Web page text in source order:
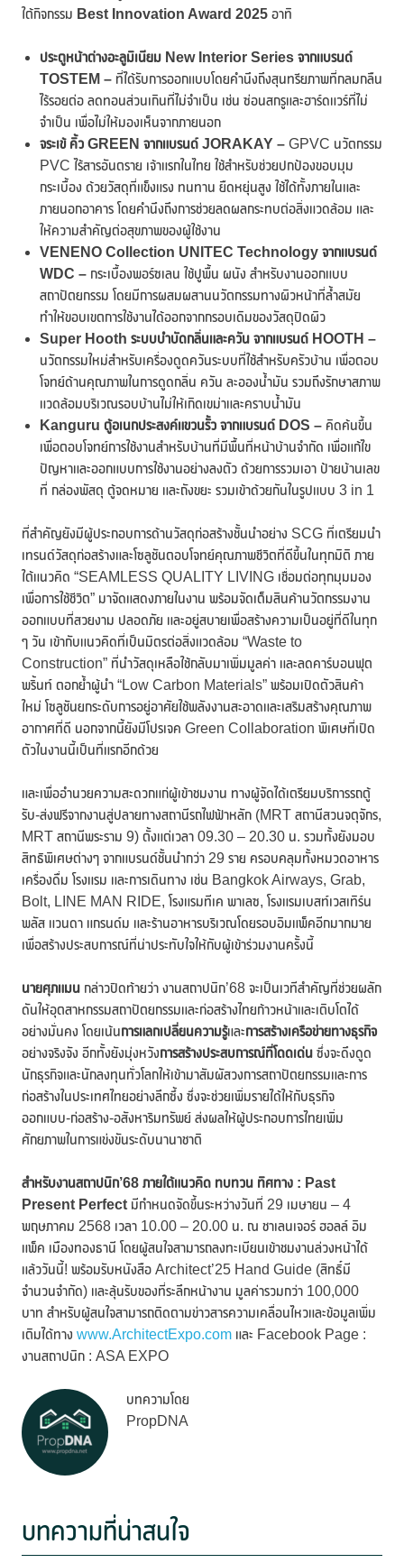
ใต้กิจกรรม Best Innovation Award 2025 อาทิ
ประตูหน้าต่างอะลูมิเนียม New Interior Series จากแบรนด์
TOSTEM – ที่ได้รับการออกแบบโดยคำนึงถึงสุนทรียภาพที่กลมกลืน
ไร้รอยต่อ ลดทอนส่วนเกินที่ไม่จำเป็น เช่น ซ่อนสกรูและฮาร์ดแวร์ที่ไม่
จำเป็น เพื่อไม่ให้มองเห็นจากภายนอก
จระเข้ คิ้ว GREEN จากแบรนด์ JORAKAY – GPVC นวัตกรรม
PVC ไร้สารอันตราย เจ้าแรกในไทย ใช้สำหรับช่วยปกป้องขอบมุม
กระเบื้อง ด้วยวัสดุที่แข็งแรง ทนทาน ยืดหยุ่นสูง ใช้ได้ทั้งภายในและ
ภายนอกอาคาร โดยคำนึงถึงการช่วยลดผลกระทบต่อสิ่งแวดล้อม และ
ให้ความสำคัญต่อสุขภาพของผู้ใช้งาน
VENENO Collection UNITEC Technology จากแบรนด์
WDC – กระเบื้องพอร์ซเลน ใช้ปูพื้น ผนัง สำหรับงานออกแบบ
สถาปัตยกรรม โดยมีการผสมผสานนวัตกรรมทางผิวหน้าที่ล้ำสมัย
ทำให้ขอบเขตการใช้งานได้ออกจากกรอบเดิมของวัสดุปิดผิว
Super Hooth ระบบบำบัดกลิ่นและควัน จากแบรนด์ HOOTH –
นวัตกรรมใหม่สำหรับเครื่องดูดควันระบบที่ใช้สำหรับครัวบ้าน เพื่อตอบ
โจทย์ด้านคุณภาพในการดูดกลิ่น ควัน ละอองน้ำมัน รวมถึงรักษาสภาพ
แวดล้อมบริเวณรอบบ้านไม่ให้เกิดเขม่าและคราบน้ำมัน
Kanguru ตู้อเนกประสงค์แขวนรั้ว จากแบรนด์ DOS – คิดค้นขึ้น
เพื่อตอบโจทย์การใช้งานสำหรับบ้านที่มีพื้นที่หน้าบ้านจำกัด เพื่อแก้ไข
ปัญหาและออกแบบการใช้งานอย่างลงตัว ด้วยการรวมเอา ป้ายบ้านเลข
ที่ กล่องพัสดุ ตู้จดหมาย และถังขยะ รวมเข้าด้วยกันในรูปแบบ 3 in 1
ที่สำคัญยังมีผู้ประกอบการด้านวัสดุก่อสร้างชั้นนำอย่าง SCG ที่เตรียมนำ
เทรนด์วัสดุก่อสร้างและโซลูชันตอบโจทย์คุณภาพชีวิตที่ดีขึ้นในทุกมิติ ภาย
ใต้แนวคิด “SEAMLESS QUALITY LIVING เชื่อมต่อทุกมุมมอง
เพื่อการใช้ชีวิต” มาจัดแสดงภายในงาน พร้อมจัดเต็มสินค้านวัตกรรมงาน
ออกแบบที่สวยงาม ปลอดภัย และอยู่สบายเพื่อสร้างความเป็นอยู่ที่ดีในทุก
ๆ วัน เข้ากับแนวคิดที่เป็นมิตรต่อสิ่งแวดล้อม “Waste to
Construction” ที่นำวัสดุเหลือใช้กลับมาเพิ่มมูลค่า และลดคาร์บอนฟุต
พริ้นท์ ตอกย้ำผู้นำ “Low Carbon Materials” พร้อมเปิดตัวสินค้า
ใหม่ โซลูชันยกระดับการอยู่อาศัยใช้พลังงานสะอาดและเสริมสร้างคุณภาพ
อากาศที่ดี นอกจากนี้ยังมีโปรเจค Green Collaboration พิเศษที่เปิด
ตัวในงานนี้เป็นที่แรกอีกด้วย
และเพื่ออำนวยความสะดวกแก่ผู้เข้าชมงาน ทางผู้จัดได้เตรียมบริการรถตู้
รับ-ส่งฟรีจากงานสู่ปลายทางสถานีรถไฟฟ้าหลัก (MRT สถานีสวนจตุจักร,
MRT สถานีพระราม 9) ตั้งแต่เวลา 09.30 – 20.30 น. รวมทั้งยังมอบ
สิทธิพิเศษต่างๆ จากแบรนด์ชั้นนำกว่า 29 ราย ครอบคลุมทั้งหมวดอาหาร
เครื่องดื่ม โรงแรม และการเดินทาง เช่น Bangkok Airways, Grab,
Bolt, LINE MAN RIDE, โรงแรมทีเค พาเลซ, โรงแรมเบสท์เวสเทิร์น
พลัส แวนดา แกรนด์ม และร้านอาหารบริเวณโดยรอบอิมแพ็คอีกมากมาย
เพื่อสร้างประสบการณ์ที่น่าประทับใจให้กับผู้เข้าร่วมงานครั้งนี้
นายศุภแมน กล่าวปิดท้ายว่า งานสถาปนิก’68 จะเป็นเวทีสำคัญที่ช่วยผลัก
ดันให้อุตสาหกรรมสถาปัตยกรรมและก่อสร้างไทยก้าวหน้าและเติบโตได้
อย่างมั่นคง โดยเน้นการแลกเปลี่ยนความรู้และการสร้างเครือข่ายทางธุรกิจ
อย่างจริงจัง อีกทั้งยังมุ่งหวังการสร้างประสบการณ์ที่โดดเด่น ซึ่งจะดึงดูด
นักธุรกิจและนักลงทุนทั่วโลกให้เข้ามาสัมผัสวงการสถาปัตยกรรมและการ
ก่อสร้างในประเทศไทยอย่างลึกซึ้ง ซึ่งจะช่วยเพิ่มรายได้ให้กับธุรกิจ
ออกแบบ-ก่อสร้าง-อสังหาริมทรัพย์ ส่งผลให้ผู้ประกอบการไทยเพิ่ม
ศักยภาพในการแข่งขันระดับนานาชาติ
สำหรับงานสถาปนิก’68 ภายใต้แนวคิด ทบทวน ทิศทาง : Past
Present Perfect มีกำหนดจัดขึ้นระหว่างวันที่ 29 เมษายน – 4
พฤษภาคม 2568 เวลา 10.00 – 20.00 น. ณ ชาเลนเจอร์ ฮอลล์ อิม
แพ็ค เมืองทองธานี โดยผู้สนใจสามารถลงทะเบียนเข้าชมงานล่วงหน้าได้
แล้ววันนี้! พร้อมรับหนังสือ Architect’25 Hand Guide (สิทธิ์มี
จำนวนจำกัด) และลุ้นรับของที่ระลึกหน้างาน มูลค่ารวมกว่า 100,000
บาท สำหรับผู้สนใจสามารถติดตามข่าวสารความเคลื่อนไหวและข้อมูลเพิ่ม
เติมได้ทาง www.ArchitectExpo.com และ Facebook Page :
งานสถาปนิก : ASA EXPO
บทความโดย
PropDNA
บทความที่น่าสนใจ